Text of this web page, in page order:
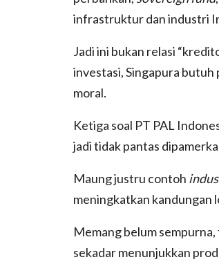
infrastruktur dan industri
Jadi ini bukan relasi
investasi, Singapura butuh
moral.
Ketiga soal PT PAL
jadi tidak pantas
Maung justru contoh
meningkatkan kandungan
Memang belum
sekadar menunjukkan